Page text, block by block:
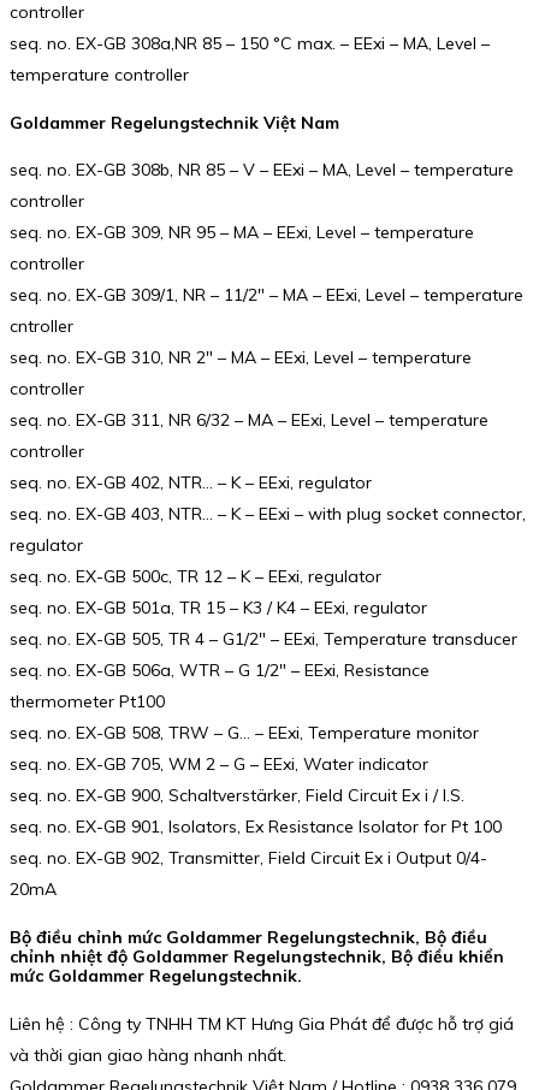
controller
seq. no. EX-GB 308a,NR 85 – 150 °C max. – EExi – MA, Level –
temperature controller
Goldammer Regelungstechnik Việt Nam
seq. no. EX-GB 308b, NR 85 – V – EExi – MA, Level – temperature
controller
seq. no. EX-GB 309, NR 95 – MA – EExi, Level – temperature
controller
seq. no. EX-GB 309/1, NR – 11/2″ – MA – EExi, Level – temperature
cntroller
seq. no. EX-GB 310, NR 2″ – MA – EExi, Level – temperature
controller
seq. no. EX-GB 311, NR 6/32 – MA – EExi, Level – temperature
controller
seq. no. EX-GB 402, NTR… – K – EExi, regulator
seq. no. EX-GB 403, NTR… – K – EExi – with plug socket connector,
regulator
seq. no. EX-GB 500c, TR 12 – K – EExi, regulator
seq. no. EX-GB 501a, TR 15 – K3 / K4 – EExi, regulator
seq. no. EX-GB 505, TR 4 – G1/2″ – EExi, Temperature transducer
seq. no. EX-GB 506a, WTR – G 1/2″ – EExi, Resistance
thermometer Pt100
seq. no. EX-GB 508, TRW – G… – EExi, Temperature monitor
seq. no. EX-GB 705, WM 2 – G – EExi, Water indicator
seq. no. EX-GB 900, Schaltverstärker, Field Circuit Ex i / I.S.
seq. no. EX-GB 901, Isolators, Ex Resistance Isolator for Pt 100
seq. no. EX-GB 902, Transmitter, Field Circuit Ex i Output 0/4-
20mA
Bộ điều chỉnh mức Goldammer Regelungstechnik, Bộ điều
chỉnh nhiệt độ Goldammer Regelungstechnik, Bộ điều khiển
mức Goldammer Regelungstechnik.
Liên hệ : Công ty TNHH TM KT Hưng Gia Phát để được hỗ trợ giá
và thời gian giao hàng nhanh nhất.